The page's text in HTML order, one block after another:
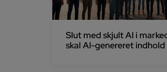
Slut med skjult AI i
skal AI-genereret